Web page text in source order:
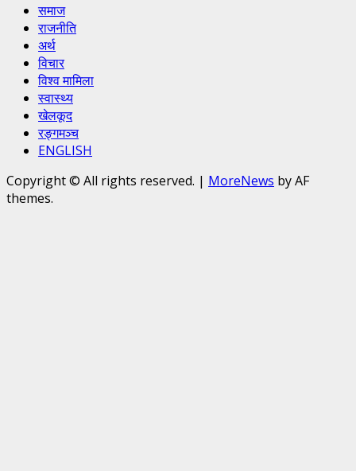
समाज
राजनीति
अर्थ
विचार
विश्व मामिला
स्वास्थ्य
खेलकूद
रङ्गमञ्च
ENGLISH
Copyright © All rights reserved. | MoreNews by AF
themes.